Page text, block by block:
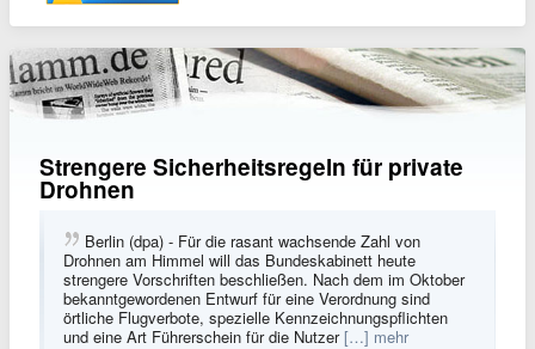
Strengere Sicherheitsregeln für private
Drohnen
Berlin (dpa) - Für die rasant wachsende Zahl von
Drohnen am Himmel will das Bundeskabinett heute
strengere Vorschriften beschließen. Nach dem im Oktober
bekanntgewordenen Entwurf für eine Verordnung sind
örtliche Flugverbote, spezielle Kennzeichnungspflichten
und eine Art Führerschein für die Nutzer […] mehr